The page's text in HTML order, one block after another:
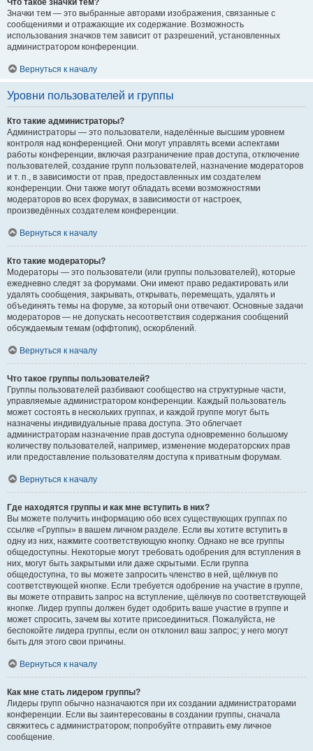
Что такое значки тем?
Значки тем — это выбранные авторами изображения, связанные с
сообщениями и отражающие их содержание. Возможность
использования значков тем зависит от разрешений, установленных
администратором конференции.
Вернуться к началу
Уровни пользователей и группы
Кто такие администраторы?
Администраторы — это пользователи, наделённые высшим уровнем
контроля над конференцией. Они могут управлять всеми аспектами
работы конференции, включая разграничение прав доступа, отключение
пользователей, создание групп пользователей, назначение модераторов
и т. п., в зависимости от прав, предоставленных им создателем
конференции. Они также могут обладать всеми возможностями
модераторов во всех форумах, в зависимости от настроек,
произведённых создателем конференции.
Вернуться к началу
Кто такие модераторы?
Модераторы — это пользователи (или группы пользователей), которые
ежедневно следят за форумами. Они имеют право редактировать или
удалять сообщения, закрывать, открывать, перемещать, удалять и
объединять темы на форуме, за который они отвечают. Основные задачи
модераторов — не допускать несоответствия содержания сообщений
обсуждаемым темам (оффтопик), оскорблений.
Вернуться к началу
Что такое группы пользователей?
Группы пользователей разбивают сообщество на структурные части,
управляемые администратором конференции. Каждый пользователь
может состоять в нескольких группах, и каждой группе могут быть
назначены индивидуальные права доступа. Это облегчает
администраторам назначение прав доступа одновременно большому
количеству пользователей, например, изменение модераторских прав
или предоставление пользователям доступа к приватным форумам.
Вернуться к началу
Где находятся группы и как мне вступить в них?
Вы можете получить информацию обо всех существующих группах по
ссылке «Группы» в вашем личном разделе. Если вы хотите вступить в
одну из них, нажмите соответствующую кнопку. Однако не все группы
общедоступны. Некоторые могут требовать одобрения для вступления в
них, могут быть закрытыми или даже скрытыми. Если группа
общедоступна, то вы можете запросить членство в ней, щёлкнув по
соответствующей кнопке. Если требуется одобрение на участие в группе,
вы можете отправить запрос на вступление, щёлкнув по соответствующей
кнопке. Лидер группы должен будет одобрить ваше участие в группе и
может спросить, зачем вы хотите присоединиться. Пожалуйста, не
беспокойте лидера группы, если он отклонил ваш запрос; у него могут
быть для этого свои причины.
Вернуться к началу
Как мне стать лидером группы?
Лидеры групп обычно назначаются при их создании администраторами
конференции. Если вы заинтересованы в создании группы, сначала
свяжитесь с администратором; попробуйте отправить ему личное
сообщение.